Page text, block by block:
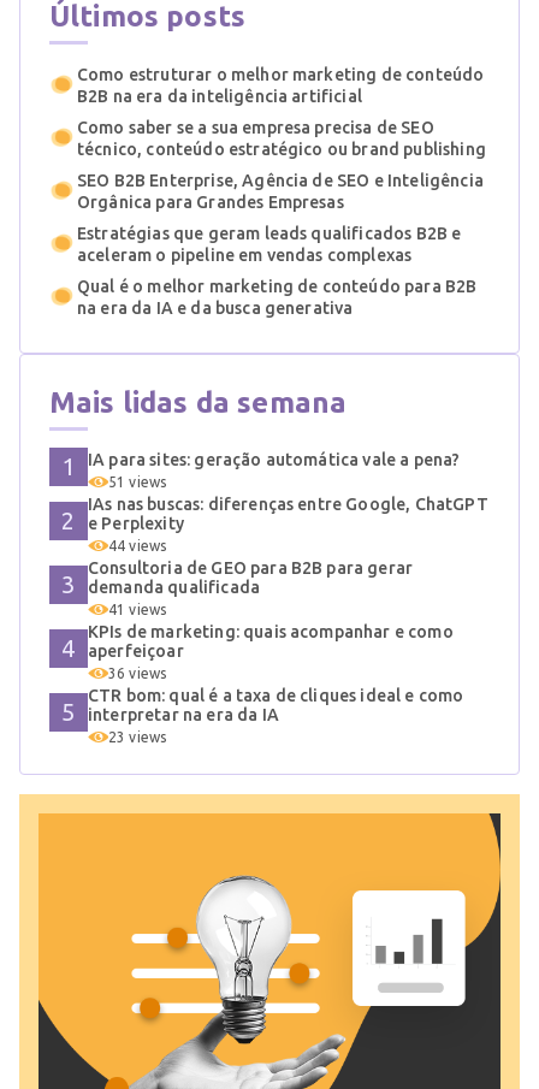
Últimos posts
Como estruturar o melhor marketing de conteúdo
B2B na era da inteligência artificial
Como saber se a sua empresa precisa de SEO
técnico, conteúdo estratégico ou brand publishing
SEO B2B Enterprise, Agência de SEO e Inteligência
Orgânica para Grandes Empresas
Estratégias que geram leads qualificados B2B e
aceleram o pipeline em vendas complexas
Qual é o melhor marketing de conteúdo para B2B
na era da IA e da busca generativa
Mais lidas da semana
IA para sites: geração automática vale a pena?
51 views
IAs nas buscas: diferenças entre Google, ChatGPT
e Perplexity
44 views
Consultoria de GEO para B2B para gerar
demanda qualificada
41 views
KPIs de marketing: quais acompanhar e como
aperfeiçoar
36 views
CTR bom: qual é a taxa de cliques ideal e como
interpretar na era da IA
23 views